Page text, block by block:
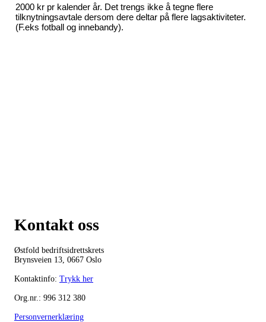
2000 kr pr kalender år. Det trengs ikke å tegne flere
tilknytningsavtale dersom dere deltar på flere lagsaktiviteter.
(F.eks fotball og innebandy).
Kontakt oss
Østfold bedriftsidrettskrets
Brynsveien 13, 0667 Oslo
Kontaktinfo: Trykk her
Org.nr.: 996 312 380
Personvernerklæring